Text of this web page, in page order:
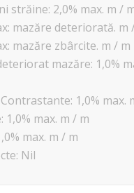
străine: 2,0% max. m /
mazăre deteriorată. m
mazăre zbârcite. m / m
mazăre: 1,0%
1,0% max.
1,0% max. m / m
max. m / m
Nil